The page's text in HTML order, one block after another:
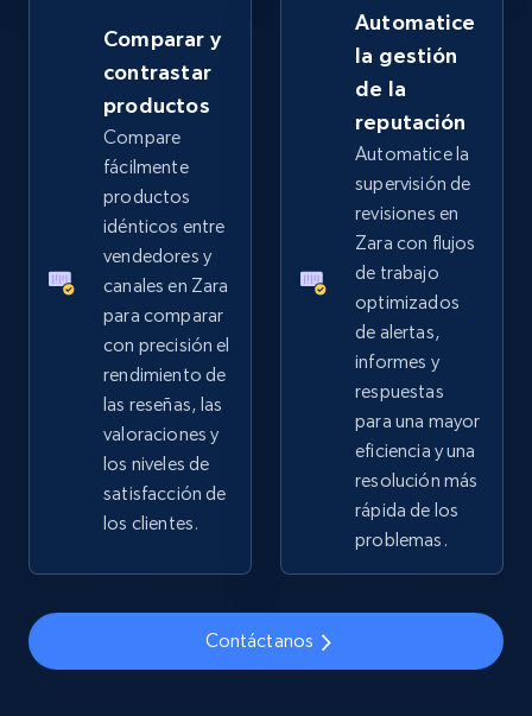
2.4K+ 199+ Comenzar ahora
Google Shopping - collects products from
web using keywords
URL, Product id, Title, Product description,
Rating, Reviews count, Images, Variations, and
2.4K+ 199+ Comenzar ahora
Amazon products global dataset
Title, Seller name, Brand, Description, Initial
price, Currency, Availability, Reviews count, and
more.
375+ Comenzar ahora
Comparar y
contrastar
productos
Compare
fácilmente
productos
idénticos entre
vendedores y
canales en Zara
para comparar
con precisión el
rendimiento de
las reseñas, las
valoraciones y
los niveles de
satisfacción de
los clientes.
Automatice
la gestión
de la
reputación
Automatice la
supervisión de
revisiones en
Zara con flujos
de trabajo
optimizados
de alertas,
informes y
respuestas
para una mayor
eficiencia y una
resolución más
rápida de los
problemas.
Contáctanos